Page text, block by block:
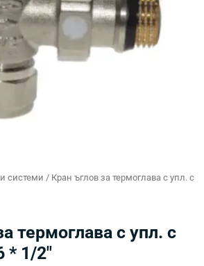
системи / Кран ъглов за термоглава с упл. с
термоглава с упл. с
* 1/2″